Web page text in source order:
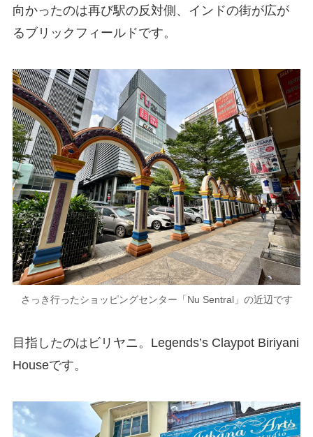
向かったのは再び駅の反対側、インドの街が広が
るブリックフィールドです。
さっき行ったショッピングセンター「Nu Sentral」の近辺です
目指したのはビリヤニ。Legends’s Claypot Biriyani
Houseです。